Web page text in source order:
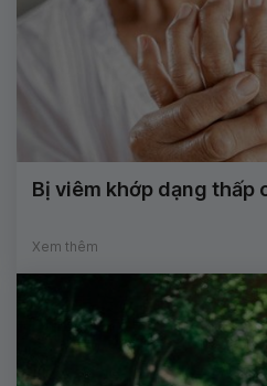
Bị viêm khớp dạng thấp
Xem thêm